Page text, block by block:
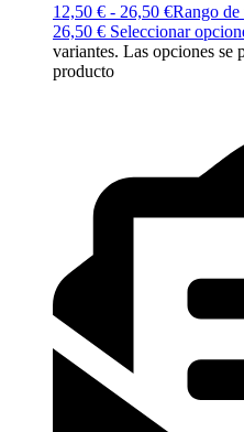
12,50 € - 26,50 €Rango de
26,50 € Seleccionar
variantes. Las opciones se
producto